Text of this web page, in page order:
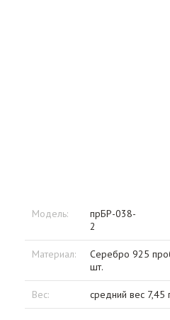
Модель:
прБР-038-
2
Материал:
Серебро 925
шт.
Вес: средний вес 7,45